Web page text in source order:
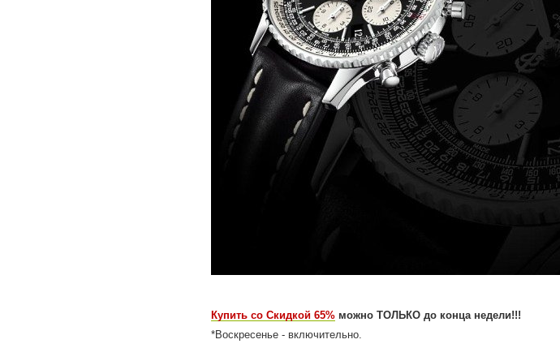
Купить со Скидкой 65% можно ТОЛЬКО до конца недели!!!
*Воскресенье - включительно.